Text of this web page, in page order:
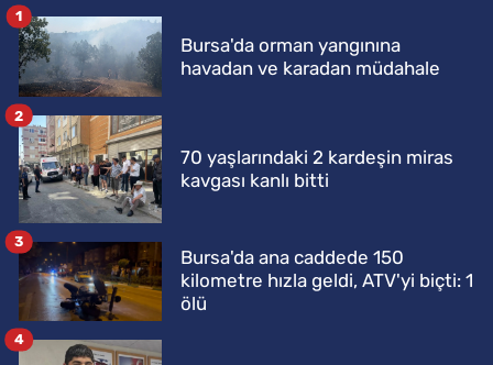
Bursa'da orman yangınına
havadan ve karadan müdahale
1
70 yaşlarındaki 2 kardeşin miras
kavgası kanlı bitti
2
Bursa'da ana caddede 150
kilometre hızla geldi, ATV'yi biçti: 1
ölü
3
4